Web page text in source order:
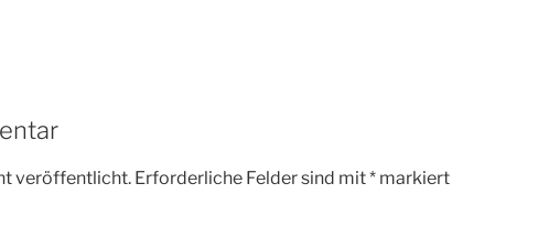
veröffentlicht. Erforderliche Felder sind mit* markiert